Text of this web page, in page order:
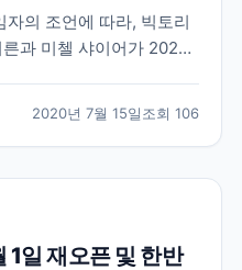
의 조언에 따라, 빅토리
과 미첼 샤이어가 2020
속될 예정이며 자세한 정
니다. –...
2020년 7월 15일조회 106
1일 재오픈 및 한반